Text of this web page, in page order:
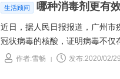
生活顾问 哪种消毒剂更有
近日，据人民日报报道，广州市
冠状病毒的核酸，证明病毒不仅
醒，一定别忘了做好日常家居的
作者:雪畅 发布:2020/02/29